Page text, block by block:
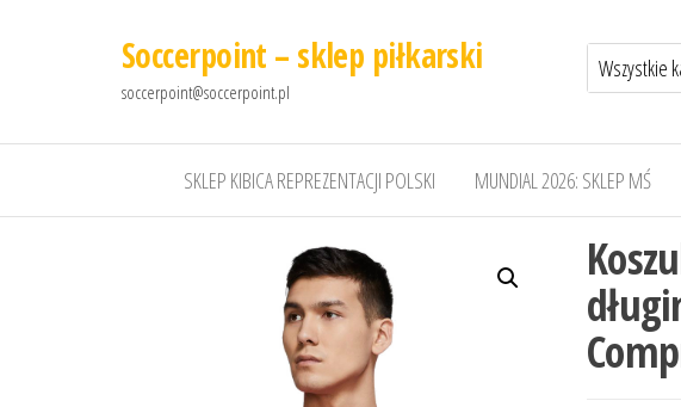
Soccerpoint – sklep piłkarski
soccerpoint@soccerpoint.pl
SKLEP KIBICA REPREZENTACJI POLSKI MUNDIAL 2026: SKLEP MŚ